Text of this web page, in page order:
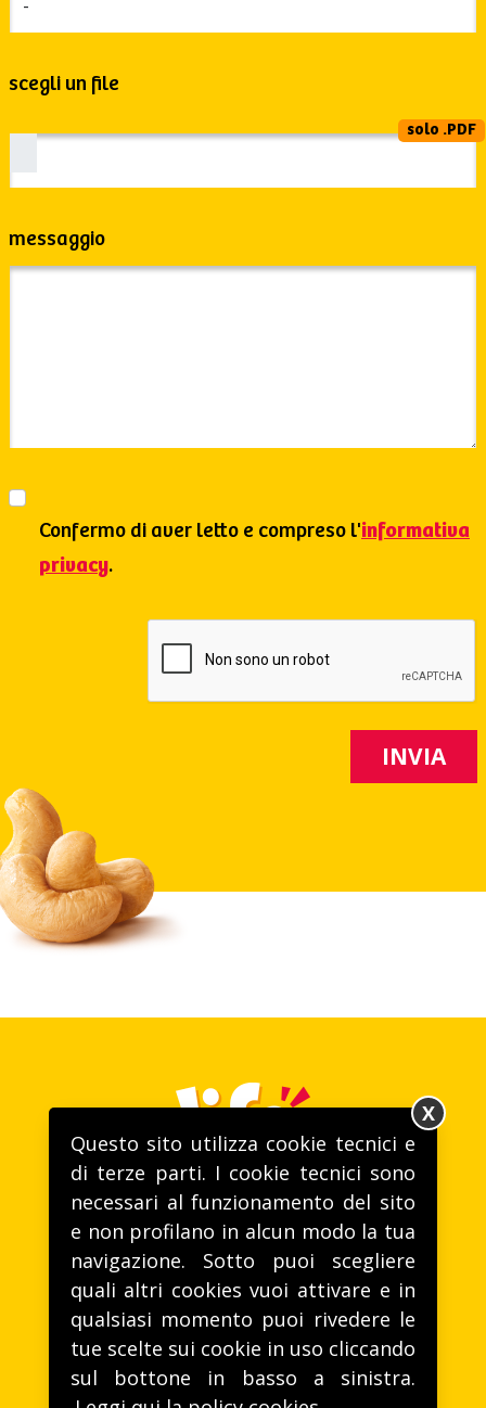
scegli un file
solo .PDF
messaggio
Confermo di aver letto e compreso l'informativa
privacy.
INVIA
Gusto alla VITA
T. (+39) 0172 46221 -
life@lifeitalia.com
Life Spa - Via Aie, 28, 12040 Sommariva Perno (CN)
HAI DOMANDE? CONTATTACI!
Questo sito utilizza cookie tecnici e
di terze parti. I cookie tecnici sono
necessari al funzionamento del sito
e non profilano in alcun modo la tua
navigazione. Sotto puoi scegliere
quali altri cookies vuoi attivare e in
qualsiasi momento puoi rivedere le
tue scelte sui cookie in uso cliccando
sul bottone in basso a sinistra.
X